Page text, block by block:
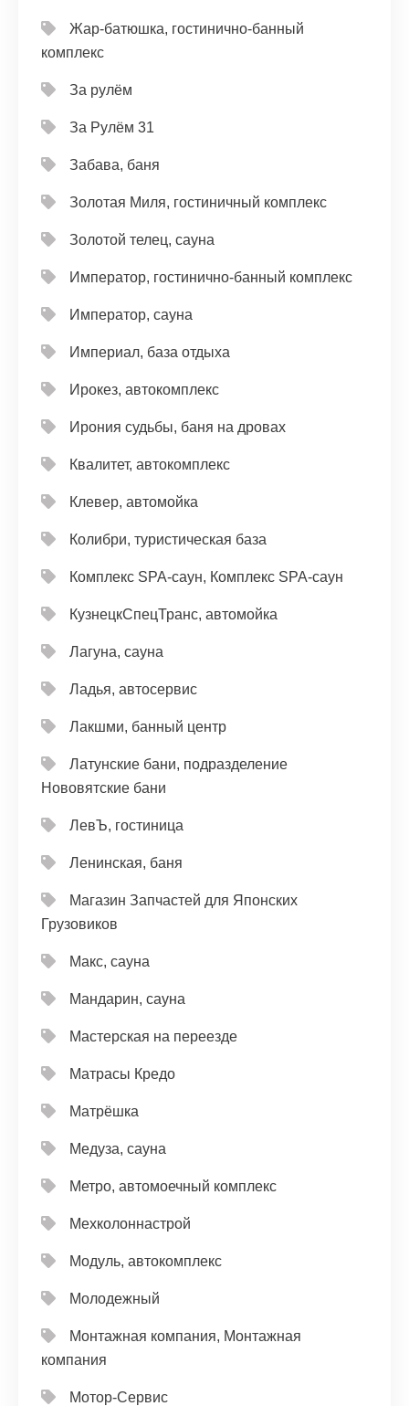
Жар-батюшка, гостинично-банный
комплекс
За рулём
За Рулём 31
Забава, баня
Золотая Миля, гостиничный комплекс
Золотой телец, сауна
Император, гостинично-банный комплекс
Император, сауна
Империал, база отдыха
Ирокез, автокомплекс
Ирония судьбы, баня на дровах
Квалитет, автокомплекс
Клевер, автомойка
Колибри, туристическая база
Комплекс SPA-саун, Комплекс SPA-саун
КузнецкСпецТранс, автомойка
Лагуна, сауна
Ладья, автосервис
Лакшми, банный центр
Латунские бани, подразделение
Нововятские бани
ЛевЪ, гостиница
Ленинская, баня
Магазин Запчастей для Японских
Грузовиков
Макс, сауна
Мандарин, сауна
Мастерская на переезде
Матрасы Кредо
Матрёшка
Медуза, сауна
Метро, автомоечный комплекс
Мехколоннастрой
Модуль, автокомплекс
Молодежный
Монтажная компания, Монтажная
компания
Мотор-Сервис